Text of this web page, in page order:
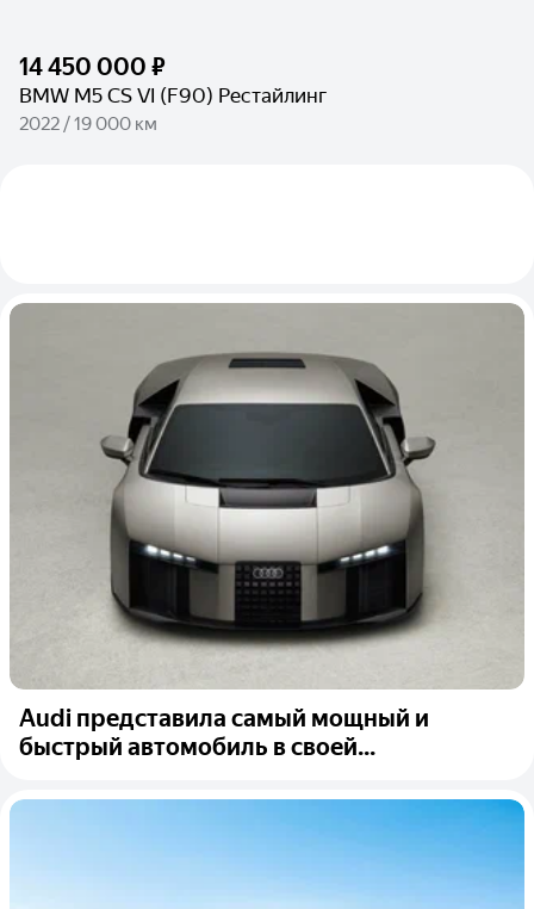
14 450 000 ₽
BMW M5 CS VI (F90) Рестайлинг
2022 / 19 000 км
Audi представила самый мощный и
быстрый автомобиль в своей...